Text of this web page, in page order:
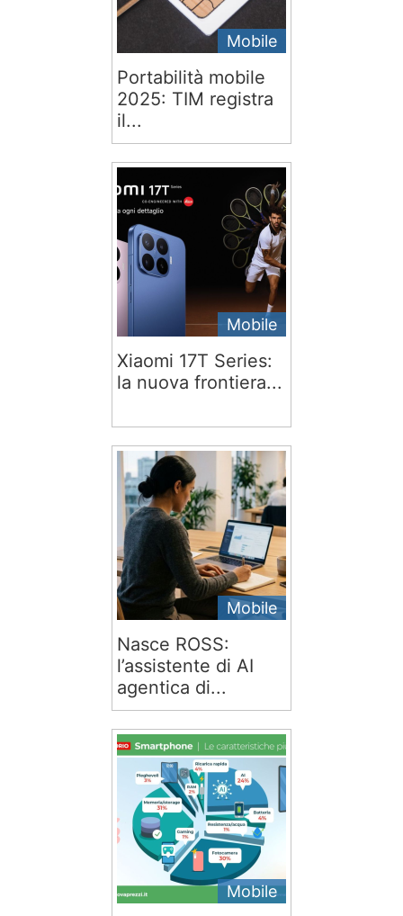
Mobile
Portabilità mobile
2025: TIM registra
il...
Mobile
Xiaomi 17T Series:
la nuova frontiera...
Mobile
Nasce ROSS:
l’assistente di AI
agentica di...
Mobile